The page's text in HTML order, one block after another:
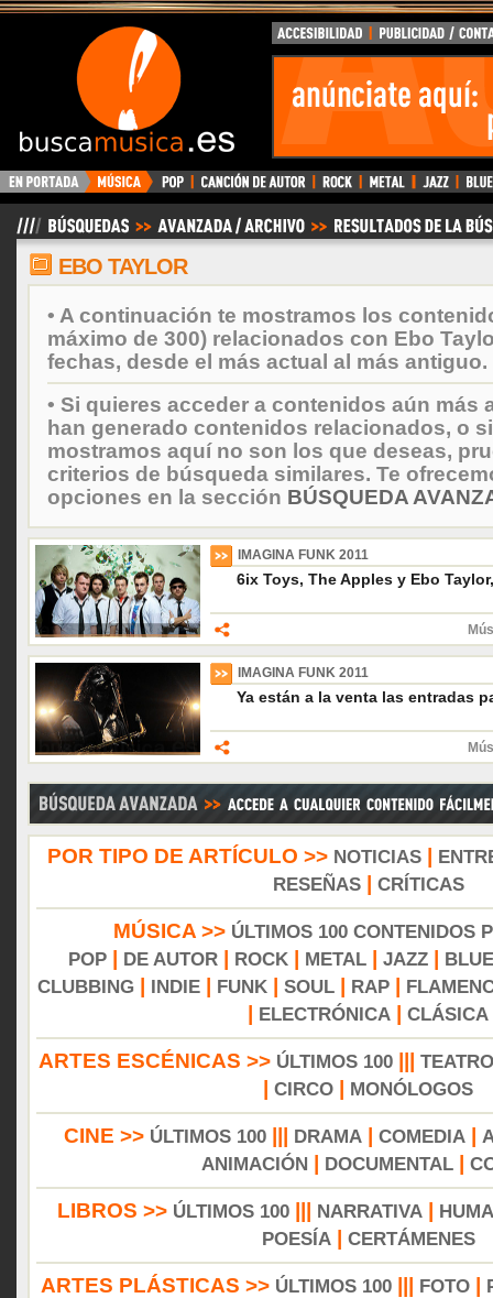
BuscaMusica.es
EBO TAYLOR
• A continuación te mostramos los
máximo de 300) relacionados con Ebo
fechas, desde el más actual al más antiguo.
• Si quieres acceder a contenidos aún más
han generado contenidos relacionados, o
mostramos aquí no son los que deseas,
criterios de búsqueda similares. Te
opciones en la sección BÚSQUEDA
IMAGINA FUNK 2011
6ix Toys, The Apples y Ebo
IMAGINA FUNK 2011
Ya están a la venta las entradas
POR TIPO DE ARTÍCULO >> NOTICIAS|
RESEÑAS| CRÍTICAS
MÚSICA >> ÚLTIMOS 100 CONTENIDOS
POP
DE AUTOR ROCK METAL JAZZ
CLUBBING
INDIE FUNK SOUL RAP
ELECTRÓNICA CLÁSICA
ARTES ESCÉNICAS >> ÚLTIMOS 100||| TEATRO
CIRCO MONÓLOGOS
CINE >> ÚLTIMOS 100 DRAMA COMEDIA
ANIMACIÓN
DOCUMENTAL|
LIBROS >> ÚLTIMOS 100 NARRATIVA
POESÍA| CERTÁMENES
ARTES PLÁSTICAS >> ÚLTIMOS 100 FOTO